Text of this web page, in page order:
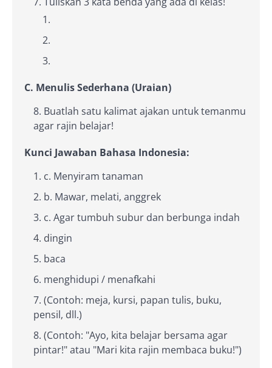
C. Menulis Sederhana (Uraian)
Buatlah satu kalimat ajakan untuk temanmu
agar rajin belajar!
Kunci Jawaban Bahasa Indonesia:
c. Menyiram tanaman
b. Mawar, melati, anggrek
c. Agar tumbuh subur dan berbunga indah
dingin
baca
menghidupi / menafkahi
(Contoh: meja, kursi, papan tulis, buku,
pensil, dll.)
(Contoh: "Ayo, kita belajar bersama agar
pintar!" atau "Mari kita rajin membaca buku!")